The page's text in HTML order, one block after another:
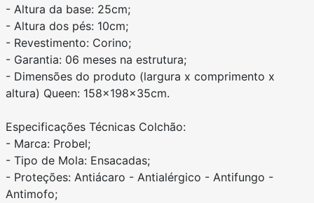
- Altura da base: 25cm;
- Altura dos pés: 10cm;
- Revestimento: Corino;
- Garantia: 06 meses na estrutura;
- Dimensões do produto (largura x comprimento x
altura) Queen: 158x198x35cm.
Especificações Técnicas Colchão:
- Marca: Probel;
- Tipo de Mola: Ensacadas;
- Proteções: Antiácaro - Antialérgico - Antifungo -
Antimofo;